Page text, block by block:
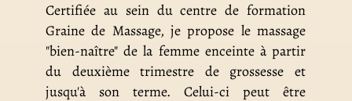
Certifiée au sein du centre de formation
Graine de Massage, je propose le massage
"bien-naître" de la femme enceinte à partir
du deuxième trimestre de grossesse et
jusqu'à son terme. Celui-ci peut être